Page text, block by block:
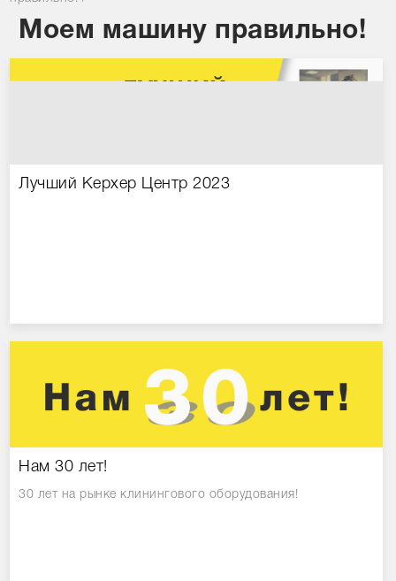
Моем машину правильно!
Лучший Керхер Центр 2023
Нам 30 лет!
30 лет на рынке клинингового оборудования!